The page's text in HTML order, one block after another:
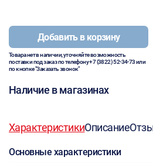
Добавить в корзину
Товара нет в наличии, уточняйте возможность
поставки под заказ по телефону+7 (3822) 52-34-73или
по кнопке "Заказать звонок"
Наличие в магазинах
ХарактеристикиОписание
Основные характеристики